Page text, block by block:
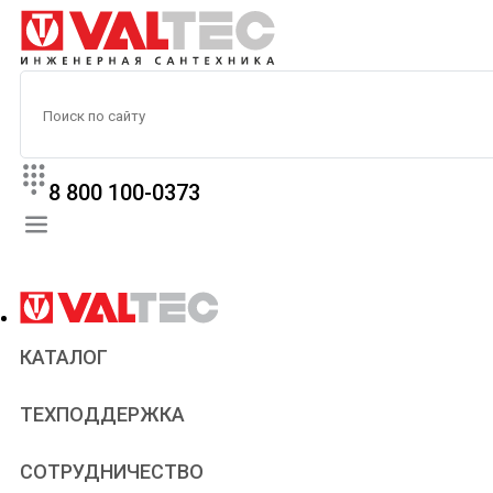
8 800 100-0373
КАТАЛОГ
ТЕХПОДДЕРЖКА
Паспорта и сертификаты
Статьи
СОТРУДНИЧЕСТВО
Сантехникам